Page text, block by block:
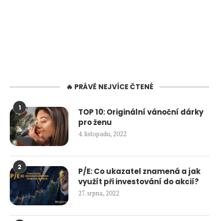
🔥 PRÁVĚ NEJVÍCE ČTENÉ
1
TOP 10: Originální vánoční dárky
pro ženu
4. listopadu, 2022
2
P/E: Co ukazatel znamená a jak
využít při investování do akcií?
27. srpna, 2022